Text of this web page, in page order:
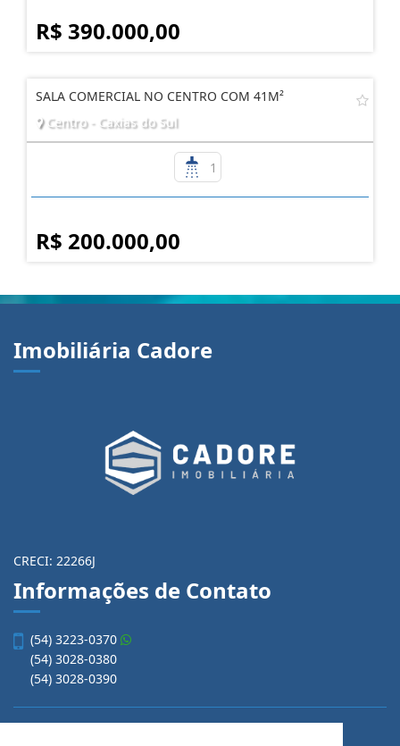
R$ 390.000,00
SALA COMERCIAL NO CENTRO COM 41M²
Centro - Caxias do Sul
1
R$ 200.000,00
Imobiliária Cadore
CRECI: 22266J
Informações de Contato
(54) 3223-0370
(54) 3028-0380
(54) 3028-0390